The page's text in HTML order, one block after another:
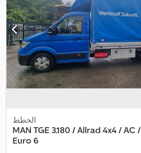
الخطط
MAN TGE 3.180 / Allrad 4x4 / AC /
Euro 6